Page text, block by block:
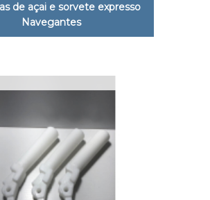
de açai e sorvete expresso
Navegantes